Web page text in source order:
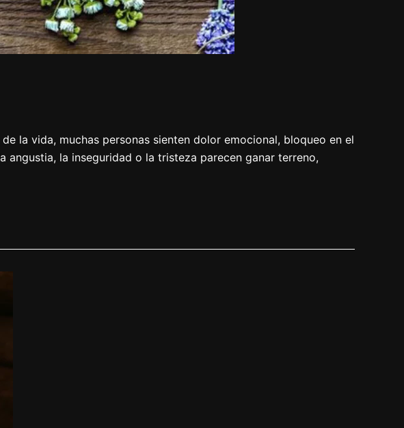
la vida, muchas personas sienten dolor emocional, bloqueo en el
la inseguridad o la tristeza parecen ganar terreno,